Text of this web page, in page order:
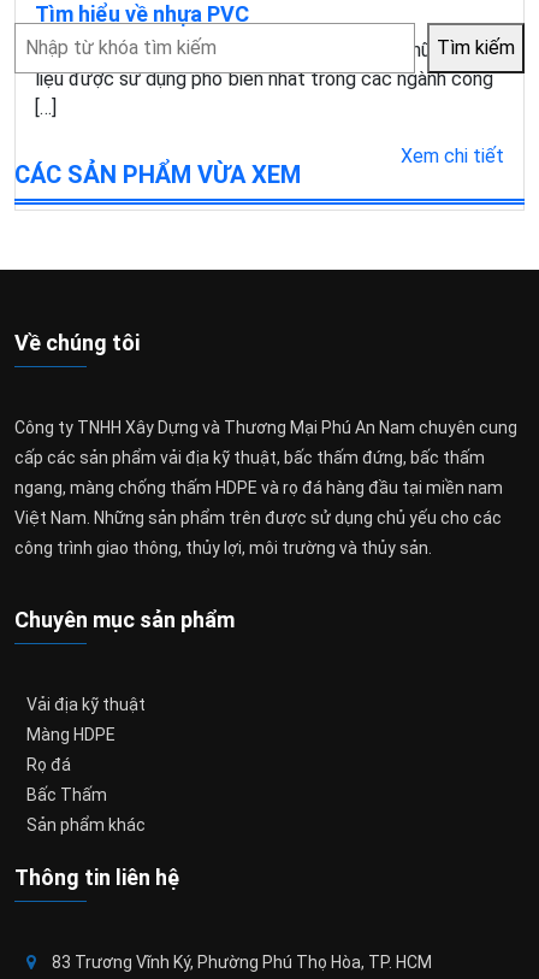
Tìm hiểu về nhựa PVC
Nhựa PVC (Polyvinyl Chloride) là một trong những vật
liệu được sử dụng phổ biến nhất trong các ngành công
[…]
Xem chi tiết
Tìm
kiếm
Tìm kiếm
CÁC SẢN PHẨM VỪA XEM
Về chúng tôi
Công ty TNHH Xây Dựng và Thương Mại Phú An Nam chuyên cung
cấp các sản phẩm vải địa kỹ thuật, bấc thấm đứng, bấc thấm
ngang, màng chống thấm HDPE và rọ đá hàng đầu tại miền nam
Việt Nam. Những sản phẩm trên được sử dụng chủ yếu cho các
công trình giao thông, thủy lợi, môi trường và thủy sản.
Chuyên mục sản phẩm
Vải địa kỹ thuật
Màng HDPE
Rọ đá
Bấc Thấm
Sản phẩm khác
Thông tin liên hệ
83 Trương Vĩnh Ký, Phường Phú Thọ Hòa, TP. HCM